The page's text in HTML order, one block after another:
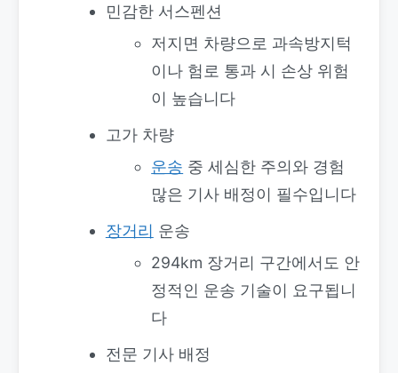
민감한 서스펜션
저지면 차량으로 과속방지턱
이나 험로 통과 시 손상 위험
이 높습니다
고가 차량
운송 중 세심한 주의와 경험
많은 기사 배정이 필수입니다
장거리 운송
294km 장거리 구간에서도 안
정적인 운송 기술이 요구됩니
다
전문 기사 배정